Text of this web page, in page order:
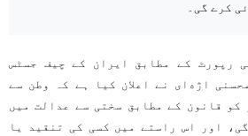
کرے گی۔
رپورٹ کے مطابق ایران کے چیف جسٹس
محسنی اژه‌ای نے اعلان کیا ہے کہ وطن سے
کو قانون کے مطابق سختی سے عدالت میں
اور اس راستے میں کسی کی تنقید یا